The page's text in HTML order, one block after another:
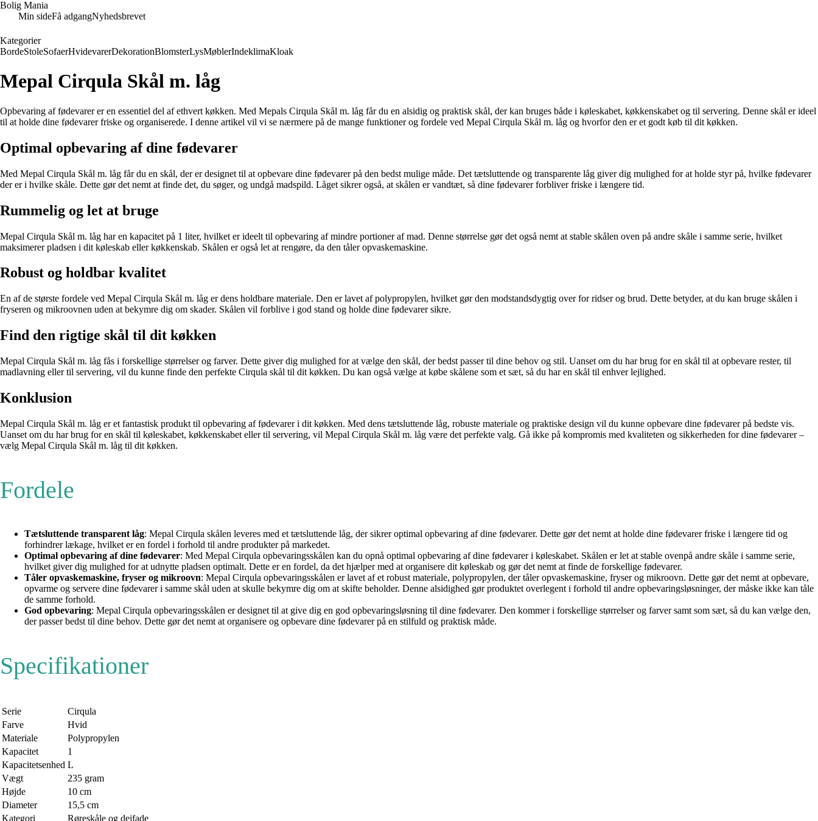
Bolig Mania
Min sideFå adgangNyhedsbrevet
Kategorier
BordeStoleSofaerHvidevarerDekorationBlomsterLysMøblerIndeklimaKloak
Mepal Cirqula Skål m. låg
Opbevaring af fødevarer er en essentiel del af ethvert køkken. Med Mepals Cirqula Skål m. låg får du en alsidig og praktisk skål, der kan bruges både i køleskabet, køkkenskabet og til servering. Denne skål er ideel
til at holde dine fødevarer friske og organiserede. I denne artikel vil vi se nærmere på de mange funktioner og fordele ved Mepal Cirqula Skål m. låg og hvorfor den er et godt køb til dit køkken.
Optimal opbevaring af dine fødevarer
Med Mepal Cirqula Skål m. låg får du en skål, der er designet til at opbevare dine fødevarer på den bedst mulige måde. Det tætsluttende og transparente låg giver dig mulighed for at holde styr på, hvilke fødevarer
der er i hvilke skåle. Dette gør det nemt at finde det, du søger, og undgå madspild. Låget sikrer også, at skålen er vandtæt, så dine fødevarer forbliver friske i længere tid.
Rummelig og let at bruge
Mepal Cirqula Skål m. låg har en kapacitet på 1 liter, hvilket er ideelt til opbevaring af mindre portioner af mad. Denne størrelse gør det også nemt at stable skålen oven på andre skåle i samme serie, hvilket
maksimerer pladsen i dit køleskab eller køkkenskab. Skålen er også let at rengøre, da den tåler opvaskemaskine.
Robust og holdbar kvalitet
En af de største fordele ved Mepal Cirqula Skål m. låg er dens holdbare materiale. Den er lavet af polypropylen, hvilket gør den modstandsdygtig over for ridser og brud. Dette betyder, at du kan bruge skålen i
fryseren og mikroovnen uden at bekymre dig om skader. Skålen vil forblive i god stand og holde dine fødevarer sikre.
Find den rigtige skål til dit køkken
Mepal Cirqula Skål m. låg fås i forskellige størrelser og farver. Dette giver dig mulighed for at vælge den skål, der bedst passer til dine behov og stil. Uanset om du har brug for en skål til at opbevare rester, til
madlavning eller til servering, vil du kunne finde den perfekte Cirqula skål til dit køkken. Du kan også vælge at købe skålene som et sæt, så du har en skål til enhver lejlighed.
Konklusion
Mepal Cirqula Skål m. låg er et fantastisk produkt til opbevaring af fødevarer i dit køkken. Med dens tætsluttende låg, robuste materiale og praktiske design vil du kunne opbevare dine fødevarer på bedste vis.
Uanset om du har brug for en skål til køleskabet, køkkenskabet eller til servering, vil Mepal Cirqula Skål m. låg være det perfekte valg. Gå ikke på kompromis med kvaliteten og sikkerheden for dine fødevarer –
vælg Mepal Cirqula Skål m. låg til dit køkken.
Fordele
Tætsluttende transparent låg: Mepal Cirqula skålen leveres med et tætsluttende låg, der sikrer optimal opbevaring af dine fødevarer. Dette gør det nemt at holde dine fødevarer friske i længere tid og
forhindrer lækage, hvilket er en fordel i forhold til andre produkter på markedet.
Optimal opbevaring af dine fødevarer: Med Mepal Cirqula opbevaringsskålen kan du opnå optimal opbevaring af dine fødevarer i køleskabet. Skålen er let at stable ovenpå andre skåle i samme serie,
hvilket giver dig mulighed for at udnytte pladsen optimalt. Dette er en fordel, da det hjælper med at organisere dit køleskab og gør det nemt at finde de forskellige fødevarer.
Tåler opvaskemaskine, fryser og mikroovn: Mepal Cirqula opbevaringsskålen er lavet af et robust materiale, polypropylen, der tåler opvaskemaskine, fryser og mikroovn. Dette gør det nemt at opbevare,
opvarme og servere dine fødevarer i samme skål uden at skulle bekymre dig om at skifte beholder. Denne alsidighed gør produktet overlegent i forhold til andre opbevaringsløsninger, der måske ikke kan tåle
de samme forhold.
God opbevaring: Mepal Cirqula opbevaringsskålen er designet til at give dig en god opbevaringsløsning til dine fødevarer. Den kommer i forskellige størrelser og farver samt som sæt, så du kan vælge den,
der passer bedst til dine behov. Dette gør det nemt at organisere og opbevare dine fødevarer på en stilfuld og praktisk måde.
Specifikationer
Serie
Cirqula
Farve
Hvid
Materiale
Polypropylen
Kapacitet
1
Kapacitetsenhed L
Vægt
235 gram
Højde
10 cm
Diameter
15,5 cm
Kategori
Røreskåle og dejfade